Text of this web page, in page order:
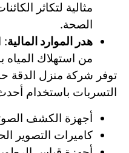
مثالية لتكاثر
الصحة.
هدر الموارد المالية:
من استهلاك
توفر شركة منزل الدقة
التسربات باستخدام
أجهزة الكشف
كاميرات التصوير